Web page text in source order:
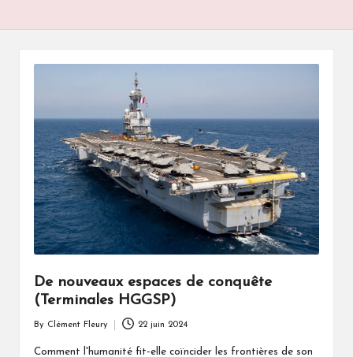
De nouveaux espaces de conquête
(Terminales HGGSP)
by
By Clément Fleury 22 juin 2024
Comment l'humanité fit-elle coïncider les frontières de son